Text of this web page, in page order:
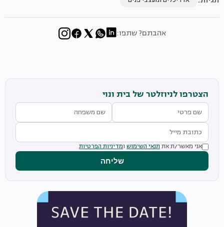
אהבתם? שתפו:
הצטרפו לניוזלטר של בית ונוי
אני מאשר/ת את תנאי השימוש ומדיניות הפרטיות
שליחה